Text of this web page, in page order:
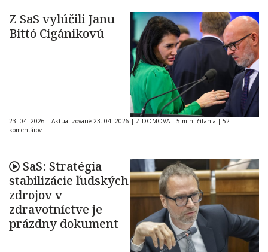
Z SaS vylúčili Janu
Bittó Cigánikovú
23. 04. 2026 | Aktualizované 23. 04. 2026 | Z DOMOVA | 5 min. čítania | 52
komentárov
SaS: Stratégia
stabilizácie ľudských
zdrojov v
zdravotníctve je
prázdny dokument